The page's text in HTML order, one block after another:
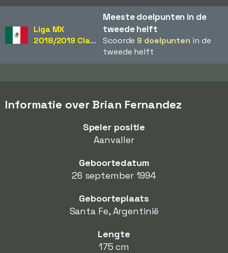
Liga MX
2018/2019 Clausura
Meeste doelpunten in de
tweede helft
Scoorde 9 doelpunten in de
tweede helft
Informatie over Brian Fernandez
Speler positie
Aanvaller
Geboortedatum
26 september 1994
Geboorteplaats
Santa Fe, Argentinië
Lengte
175 cm